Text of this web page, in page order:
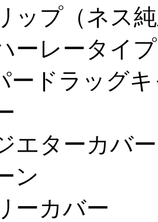
ップ（ネス
ーレータイ
ードラッグ
エターカバー
ン
ーカバー